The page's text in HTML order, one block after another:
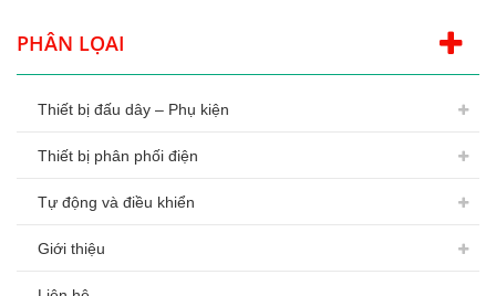
PHÂN LỌAI
Thiết bị đấu dây – Phụ kiện
Thiết bị phân phối điện
Tự động và điều khiển
Giới thiệu